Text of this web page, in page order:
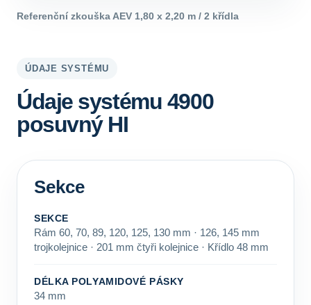
Referenční zkouška AEV 1,80 x 2,20 m / 2 křídla
ÚDAJE SYSTÉMU
Údaje systému 4900
posuvný HI
Sekce
SEKCE
Rám 60, 70, 89, 120, 125, 130 mm · 126, 145 mm
trojkolejnice · 201 mm čtyři kolejnice · Křídlo 48 mm
DÉLKA POLYAMIDOVÉ PÁSKY
34 mm